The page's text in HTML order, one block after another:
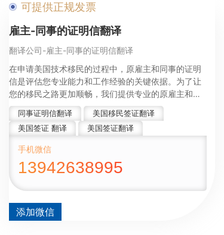
可提供正规发票
雇主-同事的证明信翻译
翻译公司-雇主-同事的证明信翻译
在申请美国技术移民的过程中，原雇主和同事的证明
信是评估您专业能力和工作经验的关键依据。为了让
您的移民之路更加顺畅，我们提供专业的原雇主和同
事证明信翻译服务，确保您的专业实力得到充分的展
现和认可。
同事证明信翻译
美国移民签证翻译
美国签证 翻译
美国签证翻译
手机微信
13942638995
添加微信